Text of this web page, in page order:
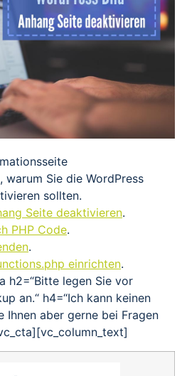
, warum Sie die WordPress
sollten.
Seite deaktivieren.
PHP Code.
.
einrichten.
h2=“Bitte legen Sie vor
an.“ h4=“Ich kann keinen
Ihnen aber gerne bei Fragen